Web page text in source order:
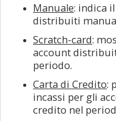
Manuale: indica
distribuiti
Scratch-card:
account
periodo.
Carta di Credito:
incassi per gli
credito nel